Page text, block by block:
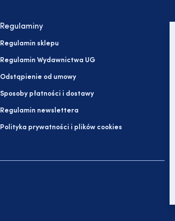
Regulaminy
Regulamin sklepu
Regulamin Wydawnictwa UG
Odstąpienie od umowy
Sposoby płatności i dostawy
Regulamin newslettera
Polityka prywatności i plików cookies